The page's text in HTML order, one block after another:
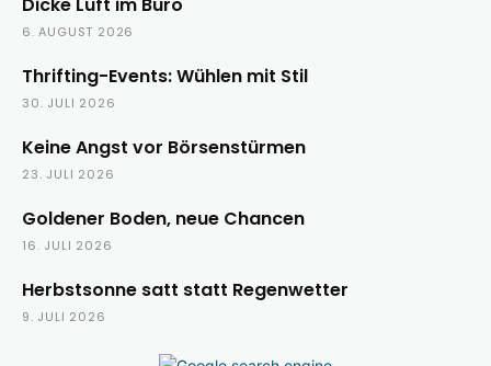
Dicke Luft im Büro
6. AUGUST 2026
Thrifting-Events: Wühlen mit Stil
30. JULI 2026
Keine Angst vor Börsenstürmen
23. JULI 2026
Goldener Boden, neue Chancen
16. JULI 2026
Herbstsonne satt statt Regenwetter
9. JULI 2026